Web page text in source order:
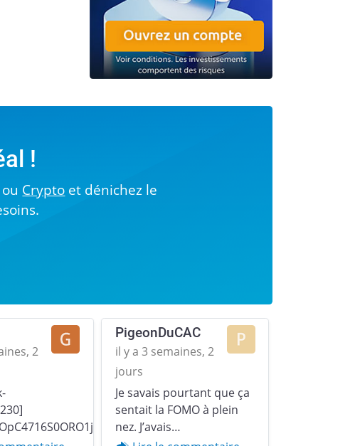
!
ou Crypto et dénichez le
2
PigeonDuCAC
il y a 3 semaines, 2
jours
Je savais pourtant que ça
sentait la FOMO à plein
nez. J’avais…
Next